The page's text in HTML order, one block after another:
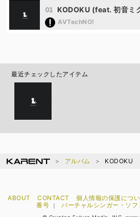
01 KODOKU (feat. 初音ミ
AVTechNO!
最近チェックしたアイテム
アルバム KODOKU
ABOUT CONTACT 個人情報の保護につ
番号
｜ バーチャルシンガー・ソフ